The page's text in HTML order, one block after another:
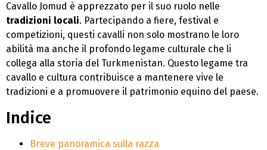
Cavallo Jomud è apprezzato per il suo ruolo nelle
tradizioni locali. Partecipando a fiere, festival e
competizioni, questi cavalli non solo mostrano le loro
abilità ma anche il profondo legame culturale che li
collega alla storia del Turkmenistan. Questo legame tra
cavallo e cultura contribuisce a mantenere vive le
tradizioni e a promuovere il patrimonio equino del paese.
Indice
Breve panoramica sulla razza